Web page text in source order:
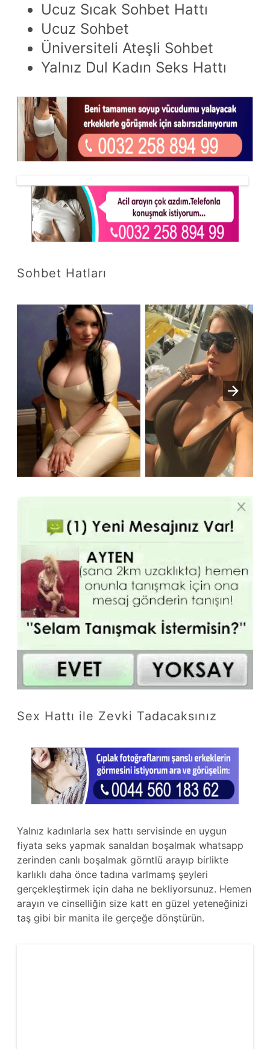
Ucuz Sıcak Sohbet Hattı
Ucuz Sohbet
Üniversiteli Ateşli Sohbet
Yalnız Dul Kadın Seks Hattı
Sohbet Hatları
Sex Hattı ile Zevki Tadacaksınız
Yalnız kadınlarla sex hattı servisinde en uygun
fiyata seks yapmak sanaldan boşalmak whatsapp
zerinden canlı boşalmak görntlü arayıp birlikte
karlıklı daha önce tadına varlmamş şeyleri
gerçekleştirmek için daha ne bekliyorsunuz. Hemen
arayın ve cinselliğin size katt en güzel yeteneğinizi
taş gibi bir manita ile gerçeğe dönştürün.